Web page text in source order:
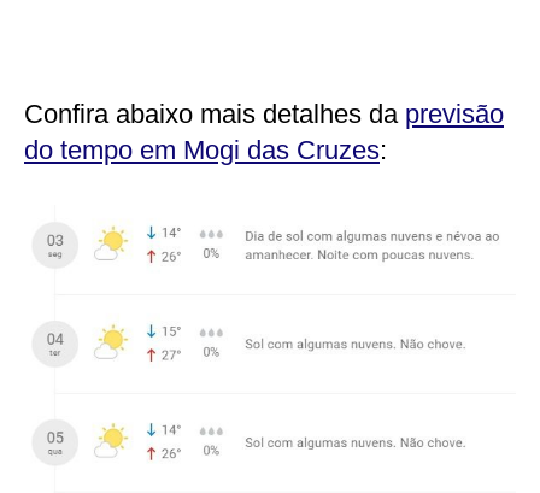
Confira abaixo mais detalhes da previsão
do tempo em Mogi das Cruzes: